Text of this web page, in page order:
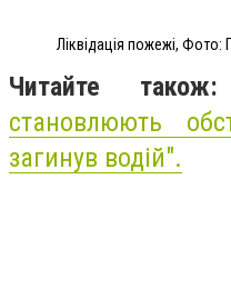
Ліквідація пожежі, Фото:
Читайте
становлюють
загинув водій".